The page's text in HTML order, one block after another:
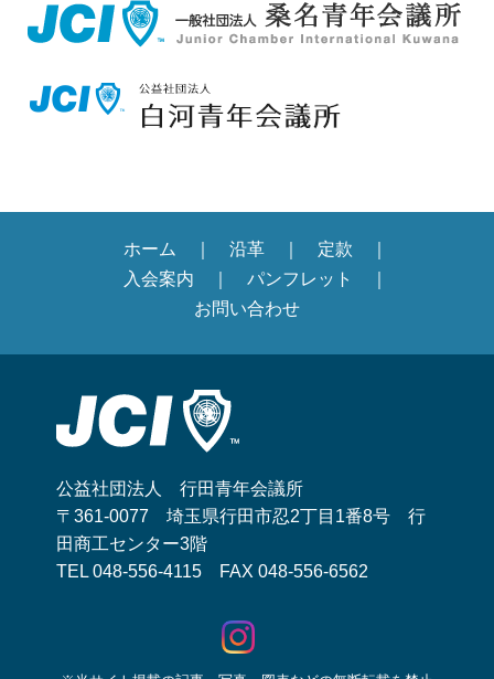
ホーム 沿革
定款
入会案内
パンフレット
お問い合わせ
公益社団法人 行田青年会議所
〒361-0077 埼玉県行田市忍2丁目1番8号 行
田商工センター3階
TEL 048-556-4115 FAX 048-556-6562